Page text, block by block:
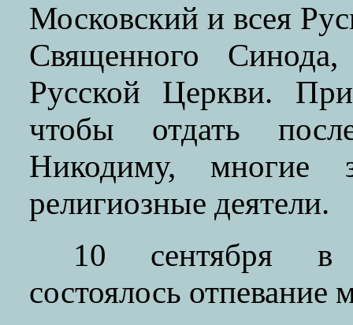
Московский и всея
Священного
Русской Церкви.
чтобы отдать
Никодиму, многие
религиозные деятели.
10 сентября в
состоялось